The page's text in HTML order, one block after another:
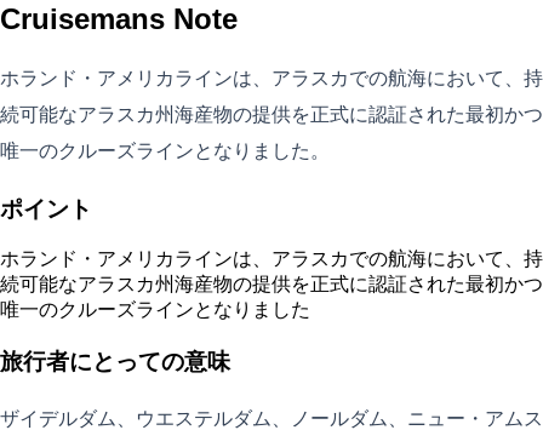
Cruisemans Note
ホランド・アメリカラインは、アラスカでの航海において、持
続可能なアラスカ州海産物の提供を正式に認証された最初かつ
唯一のクルーズラインとなりました。
ポイント
ホランド・アメリカラインは、アラスカでの航海において、持
続可能なアラスカ州海産物の提供を正式に認証された最初かつ
唯一のクルーズラインとなりました
旅行者にとっての意味
ザイデルダム、ウエステルダム、ノールダム、ニュー・アムス